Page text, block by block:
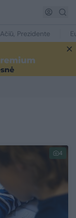
Ačiū, Prezidente
4